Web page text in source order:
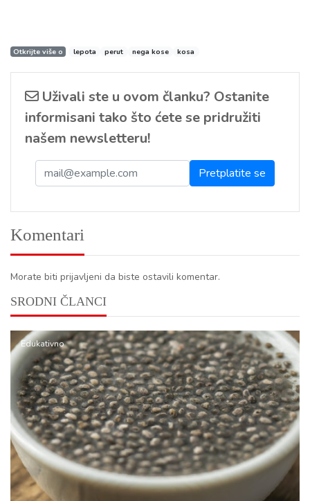
Otkrijte više o lepota perut nega kose kosa
Uživali ste u ovom članku? Ostanite
informisani tako što ćete se pridružiti
našem newsletteru!
Komentari
Morate biti prijavljeni da biste ostavili komentar.
SRODNI ČLANCI
Edukativno